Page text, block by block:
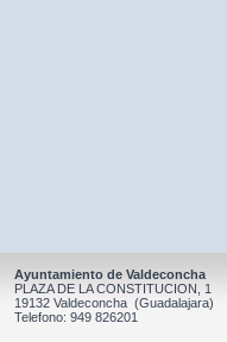
Ayuntamiento de Valdeconcha
PLAZA DE LA CONSTITUCION, 1
19132 Valdeconcha (Guadalajara)
Telefono: 949 826201